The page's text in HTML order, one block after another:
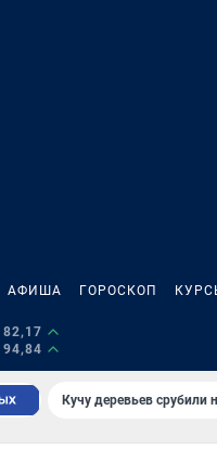
АФИША ГОРОСКОП
82,17
94,84
Кучу деревьев срубили